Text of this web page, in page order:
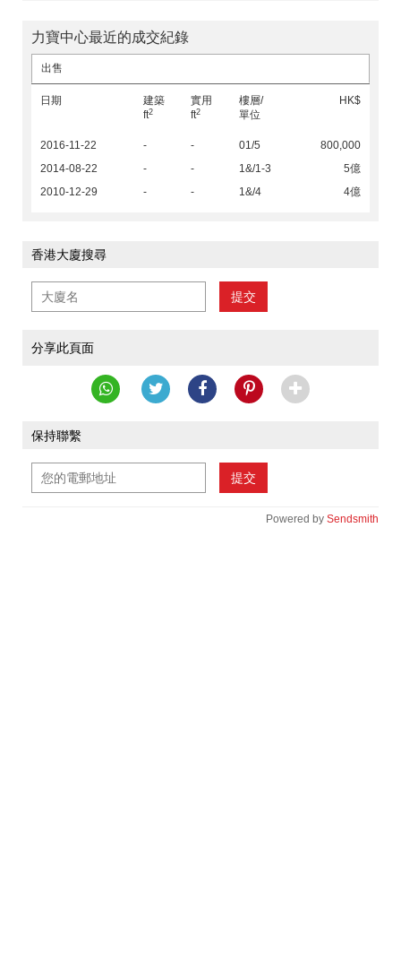
力寶中心最近的成交紀錄
出售
日期
建築
ft2
實用
ft2
樓層/
單位
HK$
2016-11-22 - - 01/5
800,000
2014-08-22
- - 1&/1-3
5億
2010-12-29
- - 1&/4 4億
香港大廈搜尋
提交
分享此頁面
保持聯繫
提交
Powered by Sendsmith